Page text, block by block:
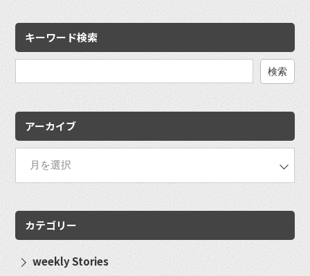
キーワード検索
アーカイブ
カテゴリー
weekly Stories